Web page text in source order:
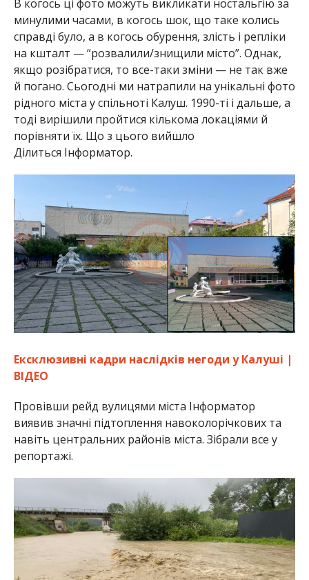
В когось ці фото можуть викликати ностальгію за
минулими часами, в когось шок, що таке колись
справді було, а в когось обурення, злість і репліки
на кшталт — “розвалили/знищили місто”. Однак,
якщо розібратися, то все-таки зміни — не так вже
й погано. Сьогодні ми натрапили на унікальні фото
рідного міста у спільноті Калуш. 1990-ті і дальше, а
тоді вирішили пройтися кількома локаціями й
порівняти їх. Що з цього вийшло
Ділиться Інформатор.
Ексклюзивні кадри наслідків негоди у Калуші |
ВІДЕО
Провівши рейд вулицями міста Інформатор
виявив значні підтоплення навоколорічкових та
навіть центральних районів міста. Зібрали все у
репортажі.